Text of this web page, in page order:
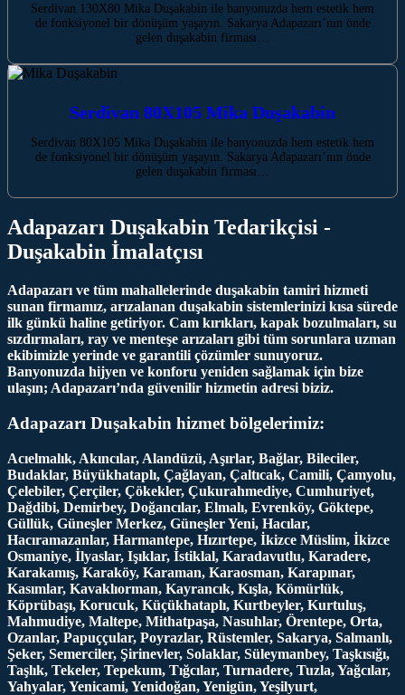
Serdivan 130X80 Mika Duşakabin ile banyonuzda hem estetik hem
de fonksiyonel bir dönüşüm yaşayın. Sakarya Adapazarı’nın önde
gelen duşakabin firması…
Serdivan 80X105 Mika Duşakabin
Serdivan 80X105 Mika Duşakabin ile banyonuzda hem estetik hem
de fonksiyonel bir dönüşüm yaşayın. Sakarya Adapazarı’nın önde
gelen duşakabin firması…
Adapazarı Duşakabin Tedarikçisi -
Duşakabin İmalatçısı
Adapazarı ve tüm mahallelerinde duşakabin tamiri hizmeti
sunan firmamız, arızalanan duşakabin sistemlerinizi kısa sürede
ilk günkü haline getiriyor. Cam kırıkları, kapak bozulmaları, su
sızdırmaları, ray ve menteşe arızaları gibi tüm sorunlara uzman
ekibimizle yerinde ve garantili çözümler sunuyoruz.
Banyonuzda hijyen ve konforu yeniden sağlamak için bize
ulaşın; Adapazarı’nda güvenilir hizmetin adresi biziz.
Adapazarı Duşakabin hizmet bölgelerimiz:
Acıelmalık, Akıncılar, Alandüzü, Aşırlar, Bağlar, Bileciler,
Budaklar, Büyükhataplı, Çağlayan, Çaltıcak, Camili, Çamyolu,
Çelebiler, Çerçiler, Çökekler, Çukurahmediye, Cumhuriyet,
Dağdibi, Demirbey, Doğancılar, Elmalı, Evrenköy, Göktepe,
Güllük, Güneşler Merkez, Güneşler Yeni, Hacılar,
Hacıramazanlar, Harmantepe, Hızırtepe, İkizce Müslim, İkizce
Osmaniye, İlyaslar, Işıklar, İstiklal, Karadavutlu, Karadere,
Karakamış, Karaköy, Karaman, Karaosman, Karapınar,
Kasımlar, Kavaklıorman, Kayrancık, Kışla, Kömürlük,
Köprübaşı, Korucuk, Küçükhataplı, Kurtbeyler, Kurtuluş,
Mahmudiye, Maltepe, Mithatpaşa, Nasuhlar, Örentepe, Orta,
Ozanlar, Papuççular, Poyrazlar, Rüstemler, Sakarya, Salmanlı,
Şeker, Semerciler, Şirinevler, Solaklar, Süleymanbey, Taşkısığı,
Taşlık, Tekeler, Tepekum, Tığcılar, Turnadere, Tuzla, Yağcılar,
Yahyalar, Yenicami, Yenidoğan, Yenigün, Yeşilyurt,